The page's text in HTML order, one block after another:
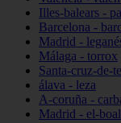
Illes-balears -
Barcelona -
Madrid -
Málaga - torrox
Santa-cruz-de-
álava - leza
A-coruña -
Madrid - el-